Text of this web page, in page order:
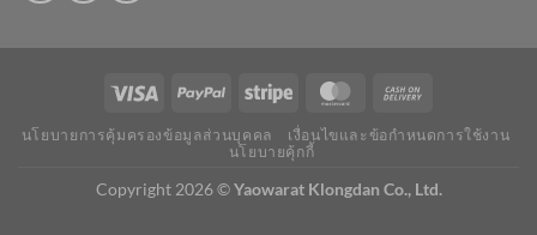
นโยบายการคุ้มครองข้อมูลส่วนบุคคล
เงื่อนไขและข้อกำหนดการใช้งาน
นโยบายคุ้กกี้
Copyright 2026 ©Yaowarat Klongdan Co., Ltd.